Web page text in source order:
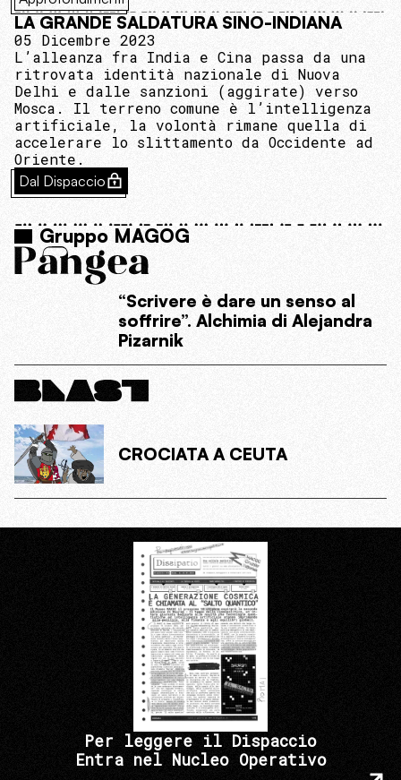
LA GRANDE SALDATURA SINO-INDIANA
05 Dicembre 2023
L’alleanza fra India e Cina passa da una
ritrovata identità nazionale di Nuova
Delhi e dalle sanzioni (aggirate) verso
Mosca. Il terreno comune è l’intelligenza
artificiale, la volontà rimane quella di
accelerare lo slittamento da Occidente ad
Oriente.
Dal Dispaccio
Gruppo MAGOG
“Scrivere è dare un senso al
soffrire”. Alchimia di Alejandra
Pizarnik
CROCIATA A CEUTA
Per leggere il Dispaccio
Entra nel Nucleo Operativo